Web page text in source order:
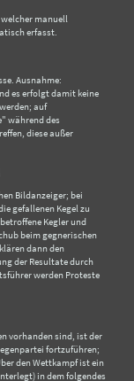
manuell
erfasst.
Ausnahme:
es erfolgt damit keine
auf
während des
diese außer
Bildanzeiger; bei
gefallenen Kegel zu
Kegler und
beim gegnerischen
dann den
der Resultate durch
werden Proteste
vorhanden sind, ist der
fortzuführen;
den Wettkampf ist ein
in dem folgendes